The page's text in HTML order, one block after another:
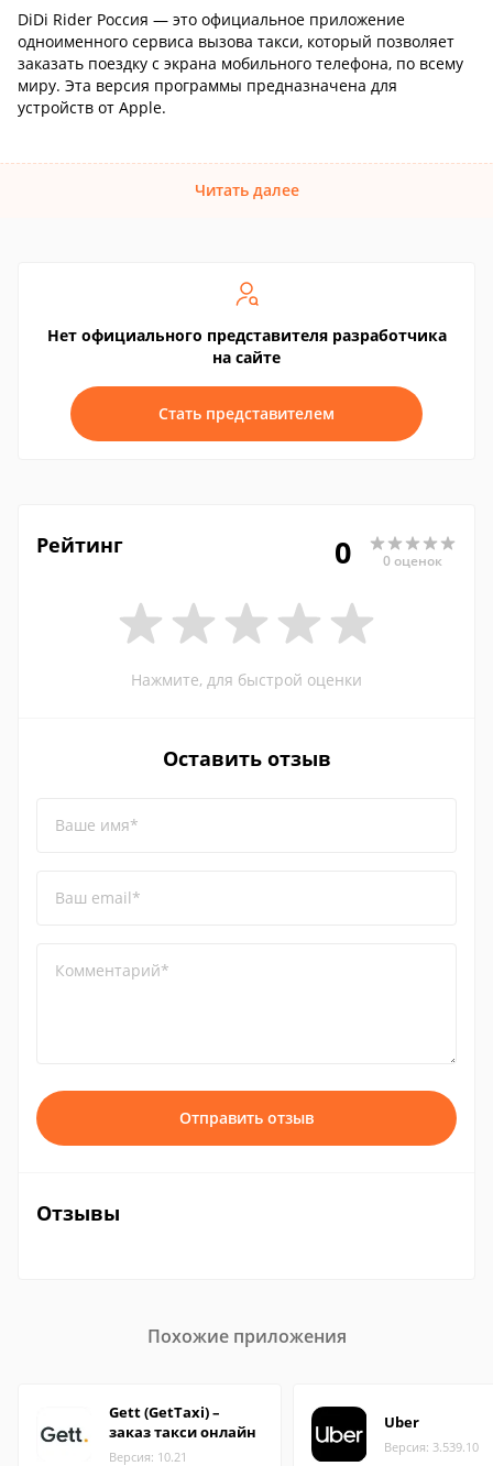
DiDi Rider Россия — это официальное приложение
одноименного сервиса вызова такси, который позволяет
заказать поездку с экрана мобильного телефона, по всему
миру. Эта версия программы предназначена для
устройств от Apple.
Читать далее
Нет официального представителя разработчика
на сайте
Стать представителем
Рейтинг 0 0 оценок
Нажмите, для быстрой оценки
Оставить отзыв
Ваше имя*
Ваш email*
Комментарий*
Отправить отзыв
Отзывы
Похожие приложения
Gett (GetTaxi) –
заказ такси онлайн
Версия: 10.21
Uber
Версия: 3.539.10